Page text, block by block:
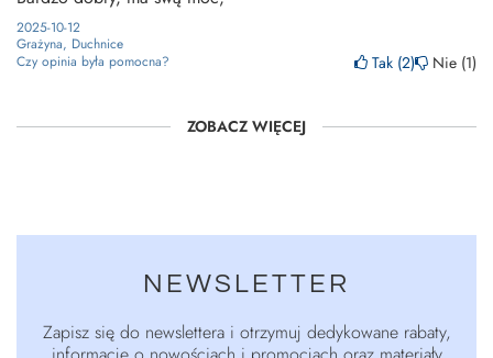
2025-10-12
Grażyna, Duchnice
Czy opinia była pomocna?
Tak 2 Nie 1
ZOBACZ WIĘCEJ
NEWSLETTER
Zapisz się do newslettera i otrzymuj dedykowane rabaty,